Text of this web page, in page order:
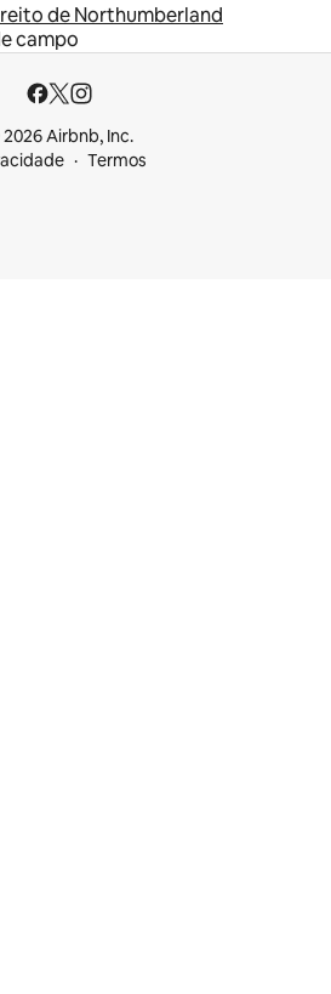
de Northumberland
campo
Airbnb, Inc.
Termos